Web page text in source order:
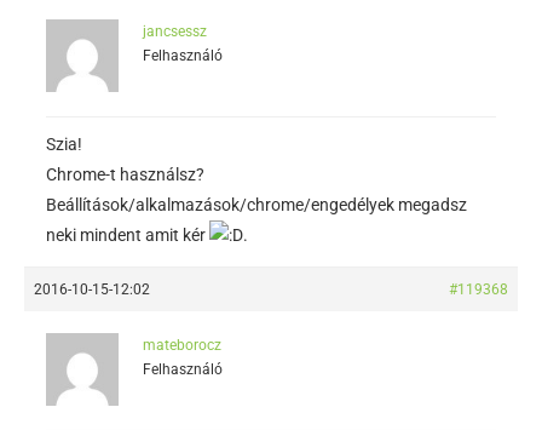
jancsessz
Felhasználó
Szia!
Chrome-t használsz?
Beállítások/alkalmazások/chrome/engedélyek megadsz
neki mindent amit kér
.
2016-10-15-12:02 #119368
mateborocz
Felhasználó